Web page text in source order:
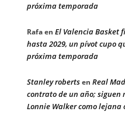
próxima temporada
Rafaen El Valencia Basket
hasta 2029, un pívot cupo
próxima temporada
Stanley robertsen Real
contrato de un año; siguen
Lonnie Walker como lejana